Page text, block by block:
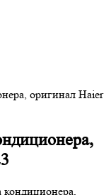
оригинал Haier